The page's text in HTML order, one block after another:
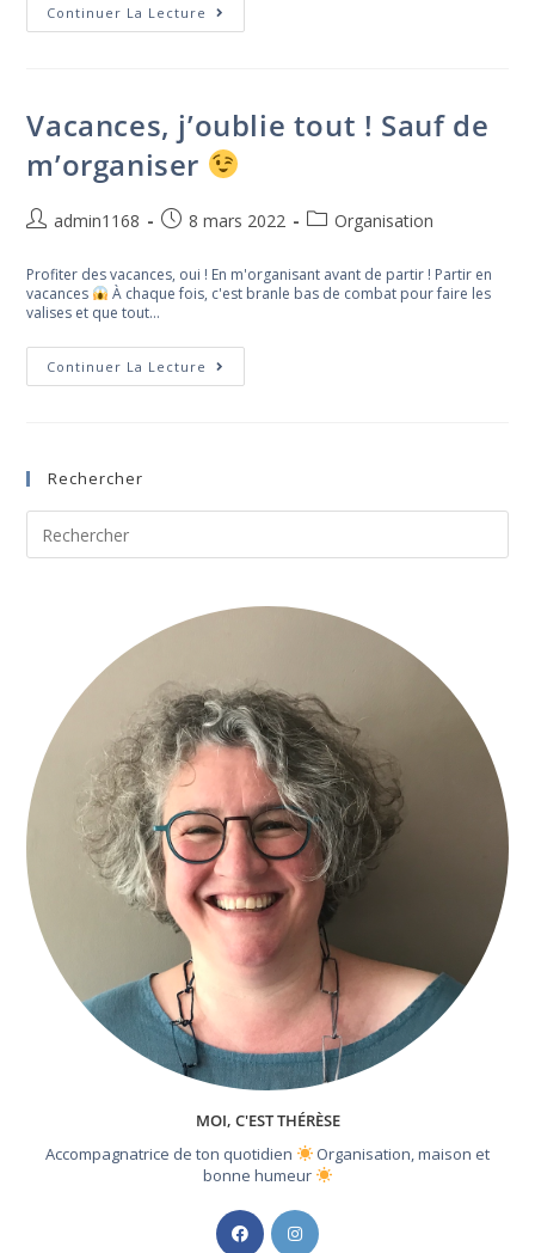
Continuer La Lecture Son
Fonctionnement,
Vacances, j’oublie tout ! Sauf de
m’organiser
Auteur/autrice
la
publication :
admin1168
Post8 mars 2022
PostOrganisation
Profiter des vacances, oui ! En m'organisant avant de partir ! Partir en
vacances
À chaque fois, c'est branle bas de combat pour faire les
valises et que tout…
Continuer La Lecture Vacances,
J’oublie
Rechercher
MOI, C'EST THÉRÈSE
Accompagnatrice de ton quotidien
Organisation, maison et
bonne humeur
S’ouvre
dans
dans